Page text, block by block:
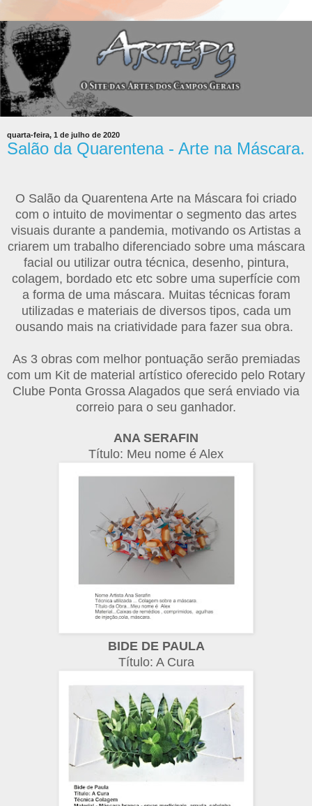
quarta-feira, 1 de julho de 2020
Salão da Quarentena - Arte na Máscara.
O Salão da Quarentena Arte na Máscara foi criado
com o intuito de movimentar o segmento das artes
visuais durante a pandemia, motivando os Artistas a
criarem um trabalho diferenciado sobre uma máscara
facial ou utilizar outra técnica, desenho, pintura,
colagem, bordado etc etc sobre uma superfície com
a forma de uma máscara. Muitas técnicas foram
utilizadas e materiais de diversos tipos, cada um
ousando mais na criatividade para fazer sua obra.
As 3 obras com melhor pontuação serão premiadas
com um Kit de material artístico oferecido pelo Rotary
Clube Ponta Grossa Alagados que será enviado via
correio para o seu ganhador.
ANA SERAFIN
Título: Meu nome é Alex
BIDE DE PAULA
Título: A Cura